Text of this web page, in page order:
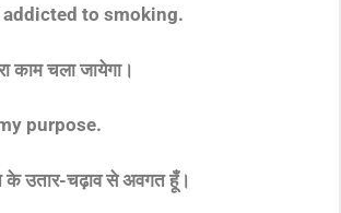
addicted to smoking.
काम चला जायेगा।
purpose.
के उतार-चढ़ाव से अवगत हूँ।